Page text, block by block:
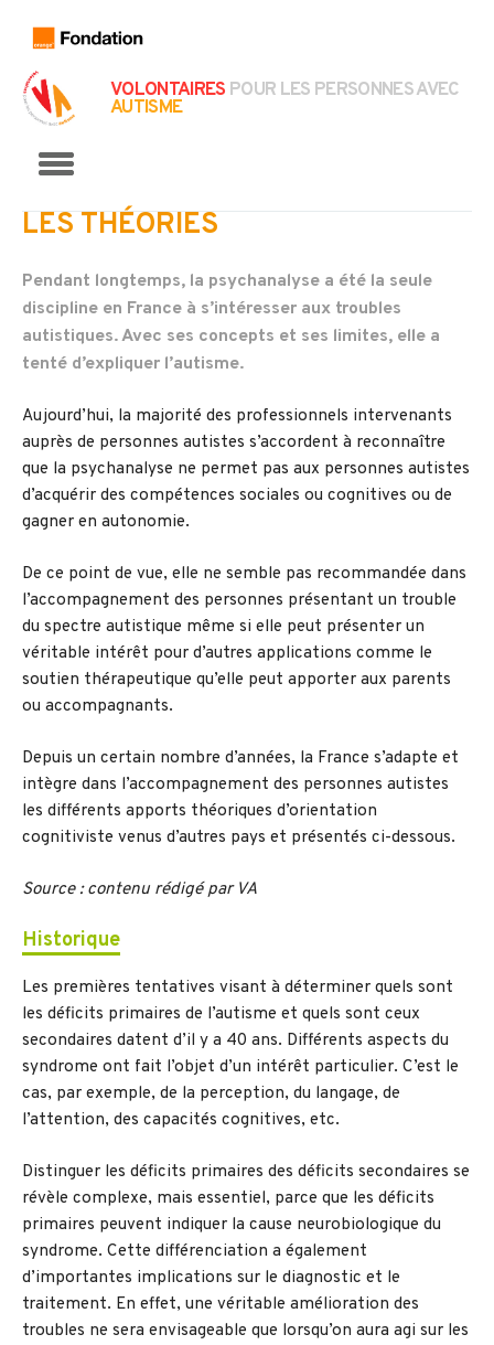
VOLONTAIRES POUR LES PERSONNES AVEC
AUTISME
LES THÉORIES
Pendant longtemps, la psychanalyse a été la seule
discipline en France à s’intéresser aux troubles
autistiques. Avec ses concepts et ses limites, elle a
tenté d’expliquer l’autisme.
Aujourd’hui, la majorité des professionnels intervenants
auprès de personnes autistes s’accordent à reconnaître
que la psychanalyse ne permet pas aux personnes autistes
d’acquérir des compétences sociales ou cognitives ou de
gagner en autonomie.
De ce point de vue, elle ne semble pas recommandée dans
l’accompagnement des personnes présentant un trouble
du spectre autistique même si elle peut présenter un
véritable intérêt pour d’autres applications comme le
soutien thérapeutique qu’elle peut apporter aux parents
ou accompagnants.
Depuis un certain nombre d’années, la France s’adapte et
intègre dans l’accompagnement des personnes autistes
les différents apports théoriques d’orientation
cognitiviste venus d’autres pays et présentés ci-dessous.
Source : contenu rédigé par VA
Historique
Les premières tentatives visant à déterminer quels sont
les déficits primaires de l’autisme et quels sont ceux
secondaires datent d’il y a 40 ans. Différents aspects du
syndrome ont fait l’objet d’un intérêt particulier. C’est le
cas, par exemple, de la perception, du langage, de
l’attention, des capacités cognitives, etc.
Distinguer les déficits primaires des déficits secondaires se
révèle complexe, mais essentiel, parce que les déficits
primaires peuvent indiquer la cause neurobiologique du
syndrome. Cette différenciation a également
d’importantes implications sur le diagnostic et le
traitement. En effet, une véritable amélioration des
troubles ne sera envisageable que lorsqu’on aura agi sur les